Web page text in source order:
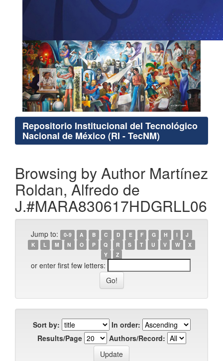
Repositorio Institucional del Tecnológico
Nacional de México (RI - TecNM)
Browsing by Author Martínez
Roldan, Alfredo de
J.#MARA830617HDGRLL06
Jump to: 0-9 A B C D E F G H I
J
K
L M N O P Q R S T U V W
X
Y
Z
or enter first few letters:
Sort by:
In order:
Results/Page
Authors/Record: